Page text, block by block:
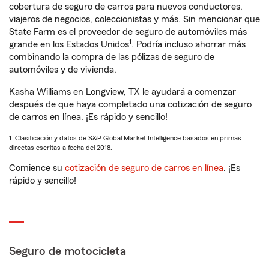
cobertura de seguro de carros para nuevos conductores,
viajeros de negocios, coleccionistas y más. Sin mencionar que
State Farm es el proveedor de seguro de automóviles más
grande en los Estados Unidos1. Podría incluso ahorrar más
combinando la compra de las pólizas de seguro de
automóviles y de vivienda.
Kasha Williams en Longview, TX le ayudará a comenzar
después de que haya completado una cotización de seguro
de carros en línea. ¡Es rápido y sencillo!
1. Clasificación y datos de S&P Global Market Intelligence basados en primas
directas escritas a fecha del 2018.
Comience su cotización de seguro de carros en línea. ¡Es
rápido y sencillo!
Seguro de motocicleta